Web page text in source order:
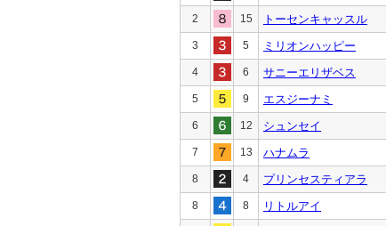
2 15 トーセンキャッスル
3 5 ミリオンハッピー
4 6 サニーエリザベス
5 9 エスジーナミ
6 12 シュンセイ
7 13 ハナムラ
8 4 プリンセスティアラ
8 8 リトルアイ